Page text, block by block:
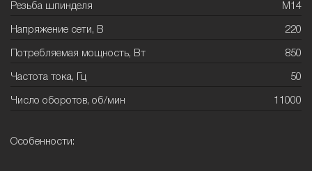
Резьба шпинделя М14
Напряжение сети, В 220
Потребляемая мощность, Вт 850
Частота тока, Гц 50
Число оборотов, об/мин 11000
Особенности: